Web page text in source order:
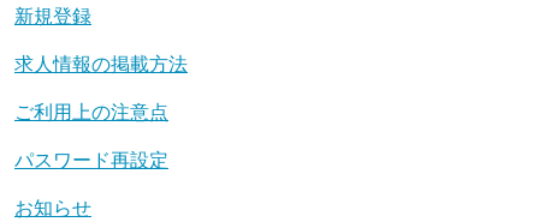
新規登録
求人情報の掲載方法
ご利用上の注意点
パスワード再設定
お知らせ